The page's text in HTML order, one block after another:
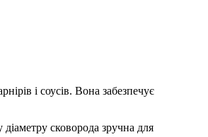
і соусів. Вона забезпечує
сковорода зручна для